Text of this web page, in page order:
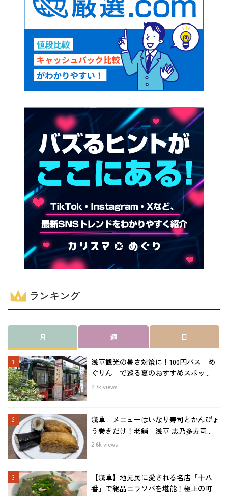
ランキング
月 週 日
浅草観光の暑さ対策に！100円バス「め
ぐりん」で巡る夏のおすすめスポッ...
2.7k views
浅草｜メニューはいなり寿司とかんぴょ
う巻きだけ！老舗「浅草 志乃多寿司...
2.6k views
【浅草】地元民に愛される名店「十八
番」で絶品ニラソバを堪能！極上の町